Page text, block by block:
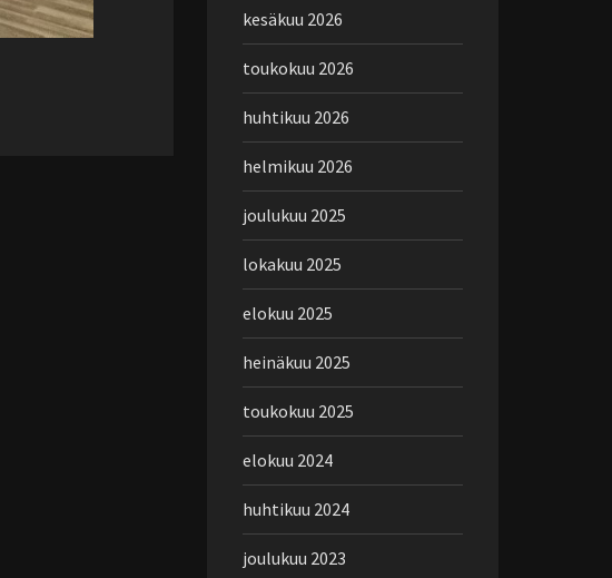
kesäkuu 2026
toukokuu 2026
huhtikuu 2026
helmikuu 2026
joulukuu 2025
lokakuu 2025
elokuu 2025
heinäkuu 2025
toukokuu 2025
elokuu 2024
huhtikuu 2024
joulukuu 2023